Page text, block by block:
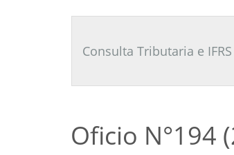
Tributario
Consulta Tributaria e IFRS
Oficio N°194